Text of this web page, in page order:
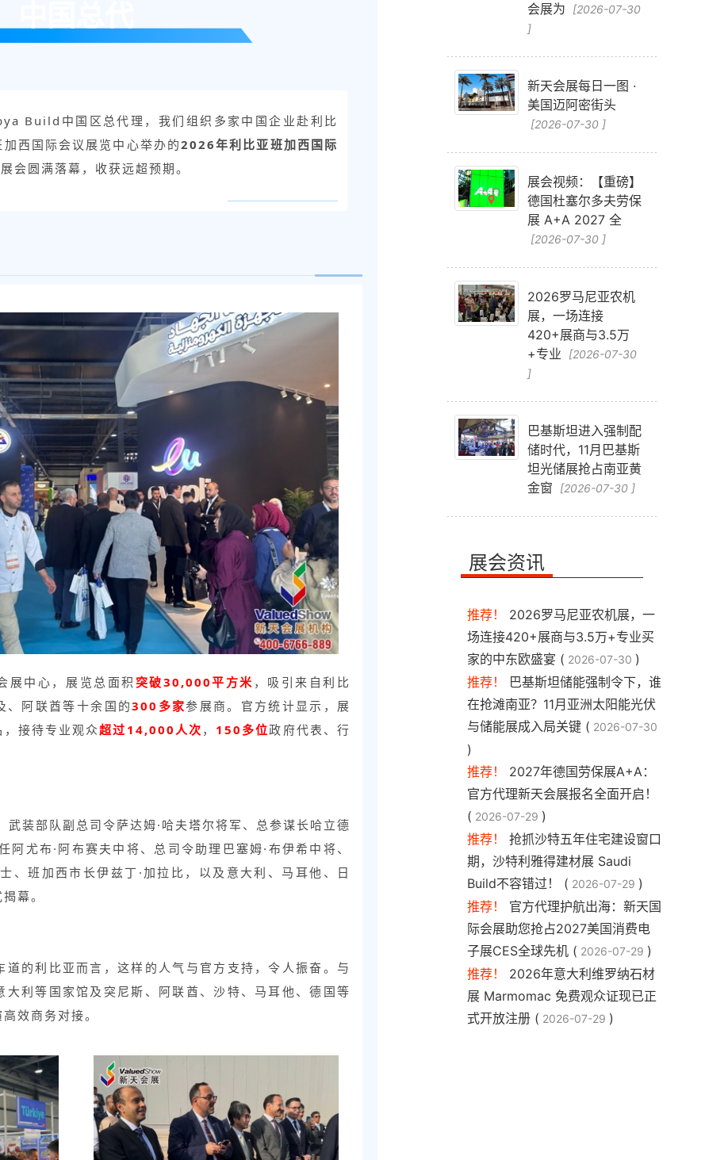
Build中国区总代理，我们组织多家中国企业赴利比
西国际会议展览中心举办的2026年利比亚班加西国际
会圆满落幕，收获远超预期。
展中心，展览总面积突破30,000平方米 ，吸引来自利比
、阿联酋等十余国的300多家参展商。官方统计显示，展
，接待专业观众超过14,000人次 ， 150多位政府代表、行
武装部队副总司令萨达姆·哈夫塔尔将军、总参谋长哈立德
阿尤布·阿布赛夫中将、总司令助理巴塞姆·布伊希中将、
、班加西市长伊兹丁·加拉比，以及意大利、马耳他、日
幕。
的利比亚而言，这样的人气与官方支持，令人振奋。与
利等国家馆及突尼斯、阿联酋、沙特、马耳他、德国等
效商务对接。
会展为
[2026-07-30
]
新天会展每日一图 ·
美国迈阿密街头
[2026-07-30 ]
展会视频：【重磅】
德国杜塞尔多夫劳保
展 A+A 2027 全
[2026-07-30 ]
2026罗马尼亚农机
展，一场连接
420+展商与3.5万
+专业
[2026-07-30
]
巴基斯坦进入强制配
储时代，11月巴基斯
坦光储展抢占南亚黄
金窗
[2026-07-30 ]
展会资讯
推荐！
2026罗马尼亚农机展，一
场连接420+展商与3.5万+专业买
家的中东欧盛宴 ( 2026-07-30 )
推荐！
巴基斯坦储能强制令下，谁
在抢滩南亚？11月亚洲太阳能光伏
与储能展成入局关键 ( 2026-07-30
)
推荐！
2027年德国劳保展A+A：
官方代理新天会展报名全面开启！
( 2026-07-29 )
推荐！
抢抓沙特五年住宅建设窗口
期，沙特利雅得建材展 Saudi
Build不容错过！ ( 2026-07-29 )
推荐！
官方代理护航出海：新天国
际会展助您抢占2027美国消费电
子展CES全球先机 ( 2026-07-29 )
推荐！
2026年意大利维罗纳石材
展 Marmomac 免费观众证现已正
式开放注册 ( 2026-07-29 )